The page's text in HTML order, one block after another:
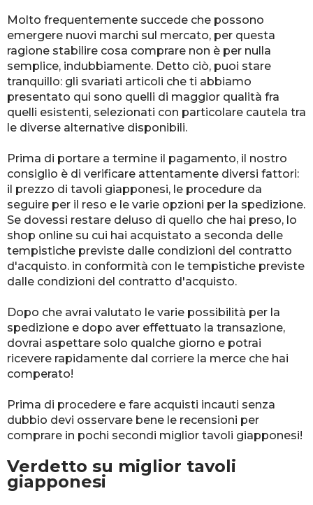
Molto frequentemente succede che possono
emergere nuovi marchi sul mercato, per questa
ragione stabilire cosa comprare non è per nulla
semplice, indubbiamente. Detto ciò, puoi stare
tranquillo: gli svariati articoli che ti abbiamo
presentato qui sono quelli di maggior qualità fra
quelli esistenti, selezionati con particolare cautela tra
le diverse alternative disponibili.
Prima di portare a termine il pagamento, il nostro
consiglio è di verificare attentamente diversi fattori:
il prezzo di tavoli giapponesi, le procedure da
seguire per il reso e le varie opzioni per la spedizione.
Se dovessi restare deluso di quello che hai preso, lo
shop online su cui hai acquistato a seconda delle
tempistiche previste dalle condizioni del contratto
d'acquisto. in conformità con le tempistiche previste
dalle condizioni del contratto d'acquisto.
Dopo che avrai valutato le varie possibilità per la
spedizione e dopo aver effettuato la transazione,
dovrai aspettare solo qualche giorno e potrai
ricevere rapidamente dal corriere la merce che hai
comperato!
Prima di procedere e fare acquisti incauti senza
dubbio devi osservare bene le recensioni per
comprare in pochi secondi miglior tavoli giapponesi!
Verdetto su miglior tavoli
giapponesi